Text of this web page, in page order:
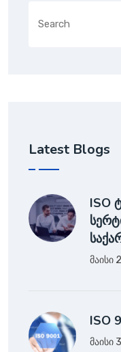
Latest Blogs
ISO
მაისი
ISO
მაისი